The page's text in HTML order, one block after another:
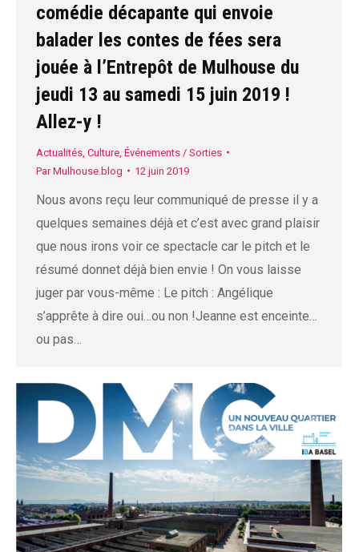
comédie décapante qui envoie
balader les contes de fées sera
jouée à l’Entrepôt de Mulhouse du
jeudi 13 au samedi 15 juin 2019 !
Allez-y !
Actualités Culture Événements / Sorties
ParMulhouse.blog 12 juin 2019
Nous avons reçu leur communiqué de presse il y a
quelques semaines déjà et c’est avec grand plaisir
que nous irons voir ce spectacle car le pitch et le
résumé donnet déjà bien envie ! On vous laisse
juger par vous-même : Le pitch : Angélique
s’apprête à dire oui…ou non !Jeanne est enceinte…
ou pas…